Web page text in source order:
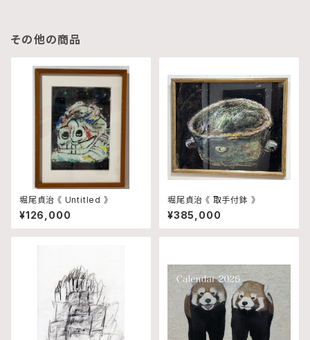
その他の商品
堀尾貞治 《 Untitled 》
¥126,000
堀尾貞治 《 取手付鉢 》
¥385,000